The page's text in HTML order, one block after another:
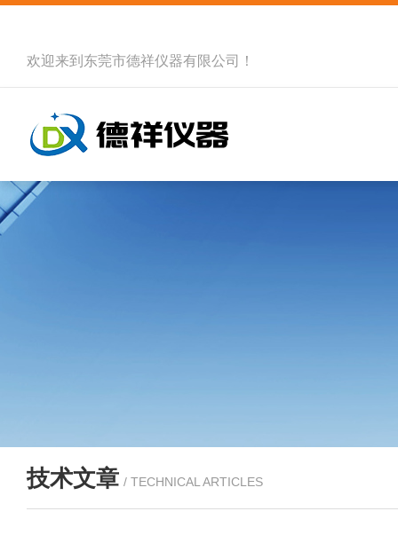
欢迎来到 东莞市德祥仪器有限公司 ！
技术文章 / TECHNICAL ARTICLES